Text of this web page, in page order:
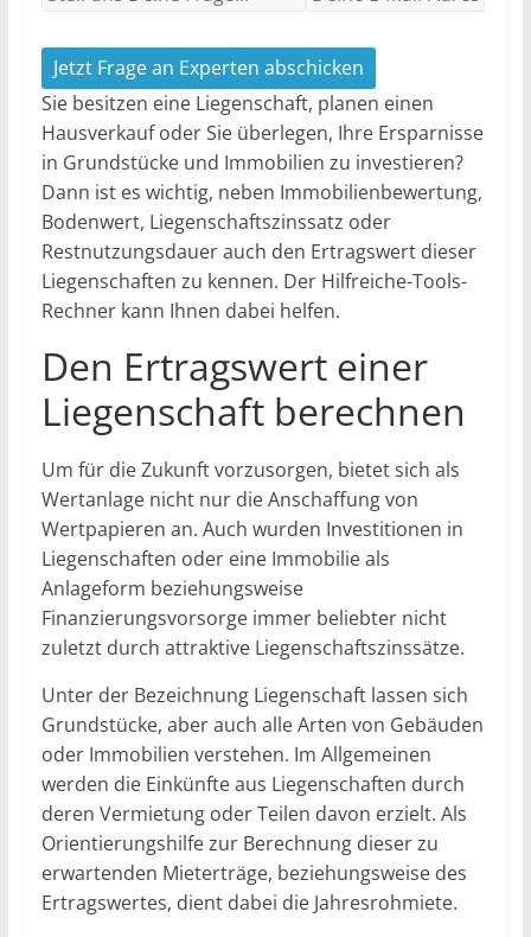
Jetzt Frage an Experten abschicken
Sie besitzen eine Liegenschaft, planen einen
Hausverkauf oder Sie überlegen, Ihre Ersparnisse
in Grundstücke und Immobilien zu investieren?
Dann ist es wichtig, neben Immobilienbewertung,
Bodenwert, Liegenschaftszinssatz oder
Restnutzungsdauer auch den Ertragswert dieser
Liegenschaften zu kennen. Der Hilfreiche-Tools-
Rechner kann Ihnen dabei helfen.
Den Ertragswert einer
Liegenschaft berechnen
Um für die Zukunft vorzusorgen, bietet sich als
Wertanlage nicht nur die Anschaffung von
Wertpapieren an. Auch wurden Investitionen in
Liegenschaften oder eine Immobilie als
Anlageform beziehungsweise
Finanzierungsvorsorge immer beliebter nicht
zuletzt durch attraktive Liegenschaftszinssätze.
Unter der Bezeichnung Liegenschaft lassen sich
Grundstücke, aber auch alle Arten von Gebäuden
oder Immobilien verstehen. Im Allgemeinen
werden die Einkünfte aus Liegenschaften durch
deren Vermietung oder Teilen davon erzielt. Als
Orientierungshilfe zur Berechnung dieser zu
erwartenden Mieterträge, beziehungsweise des
Ertragswertes, dient dabei die Jahresrohmiete.